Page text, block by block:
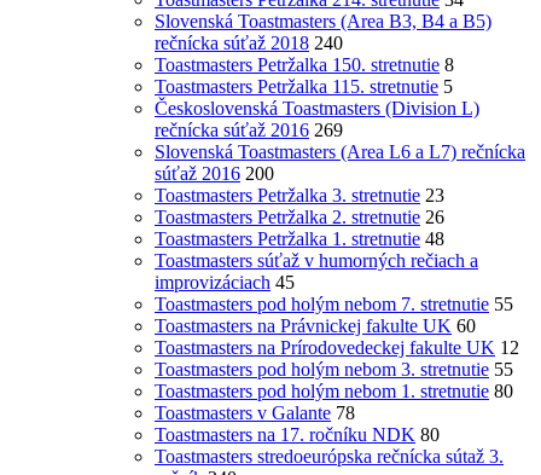
Slovenská Toastmasters (Area B3, B4 a B5)
rečnícka súťaž 2018 240
Toastmasters Petržalka 150. stretnutie 8
Toastmasters Petržalka 115. stretnutie 5
Československá Toastmasters (Division L)
rečnícka súťaž 2016 269
Slovenská Toastmasters (Area L6 a L7) rečnícka
súťaž 2016 200
Toastmasters Petržalka 3. stretnutie 23
Toastmasters Petržalka 2. stretnutie 26
Toastmasters Petržalka 1. stretnutie 48
Toastmasters súťaž v humorných rečiach a
improvizáciach 45
Toastmasters pod holým nebom 7. stretnutie 55
Toastmasters na Právnickej fakulte UK 60
Toastmasters na Prírodovedeckej fakulte UK 12
Toastmasters pod holým nebom 3. stretnutie 55
Toastmasters pod holým nebom 1. stretnutie 80
Toastmasters v Galante 78
Toastmasters na 17. ročníku NDK 80
Toastmasters stredoeurópska rečnícka sútaž 3.